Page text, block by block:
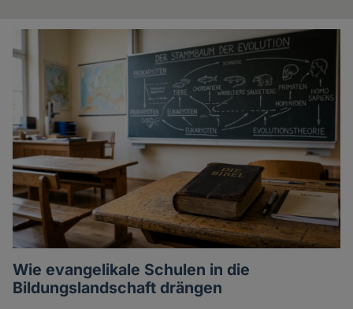
Artikel
Autorin
Wie evangelikale Schulen in die
Bildungslandschaft drängen